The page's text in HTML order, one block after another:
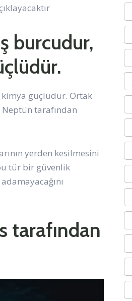
burcudur,
kimya güçlüdür. Ortak
tarafından
yerden kesilmesini
tür bir güvenlik
tarafından